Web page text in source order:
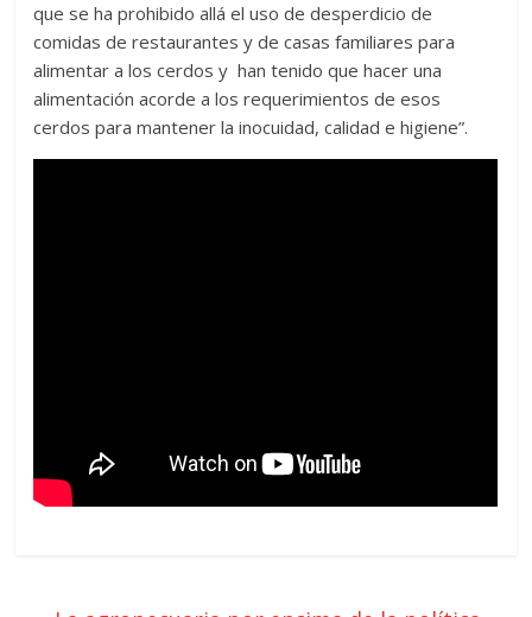
que se ha prohibido allá el uso de desperdicio de
comidas de restaurantes y de casas familiares para
alimentar a los cerdos y han tenido que hacer una
alimentación acorde a los requerimientos de esos
cerdos para mantener la inocuidad, calidad e higiene”.